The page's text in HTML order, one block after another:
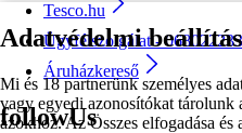
Adatvédelmi
Mi és 18 partnerünk személyes
vagy egyedi azonosítókat tárolunk
azokhoz. Az Összes elfogadása és
Tesco.hu
Ügyfélszolgálat -
Áruházkereső
followUs